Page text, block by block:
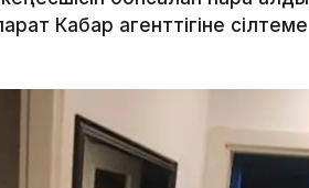
Кабар агенттігіне сілтеме